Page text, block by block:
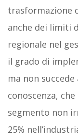
trasformazione
anche dei limiti
regionale nel
il grado di
ma non
conoscenza,
segmento non
25%